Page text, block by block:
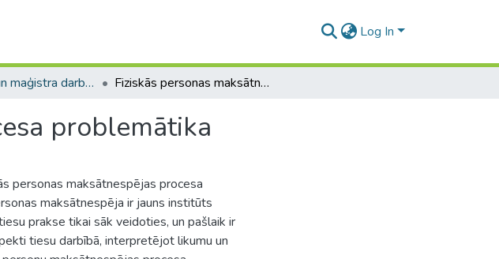
Log In
Bakalaura un maģistra darbi (JF) / Bachelor's and Master's theses Fiziskās personas maksātnespējas procesa problemātika
problemātika
personas maksātnespējas procesa
maksātnespēja ir jauns institūts
prakse tikai sāk veidoties, un pašlaik ir
tiesu darbībā, interpretējot likumu un